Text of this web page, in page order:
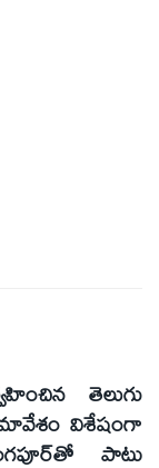
తెలుగు
విశేషంగా
పాటు